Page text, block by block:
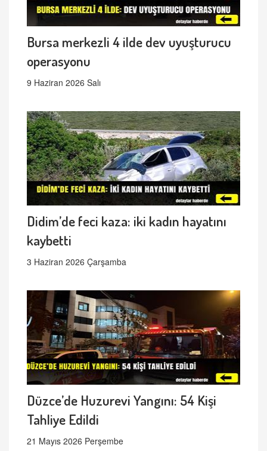
Bursa merkezli 4 ilde dev uyuşturucu
operasyonu
9 Haziran 2026 Salı
Didim’de feci kaza: iki kadın hayatını
kaybetti
3 Haziran 2026 Çarşamba
Düzce’de Huzurevi Yangını: 54 Kişi
Tahliye Edildi
21 Mayıs 2026 Perşembe